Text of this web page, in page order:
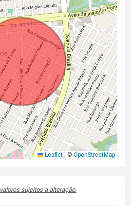
Leaflet © OpenStreetMap
valores sujeitos a alteração.